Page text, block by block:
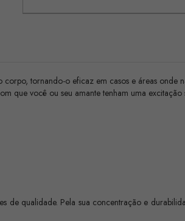
tornando-o eficaz em casos e áreas onde
que você ou seu amante tenham uma excitação
qualidade. Pela sua concentração e